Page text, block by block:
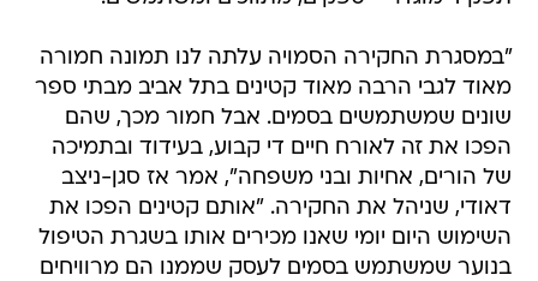
"במסגרת החקירה הסמויה עלתה לנו תמונה חמורה
מאוד לגבי הרבה מאוד קטינים בתל אביב מבתי ספר
שונים שמשתמשים בסמים. אבל חמור מכך, שהם
הפכו את זה לאורח חיים די קבוע, בעידוד ובתמיכה
של הורים, אחיות ובני משפחה", אמר אז סגן-ניצב
דאודי, שניהל את החקירה. "אותם קטינים הפכו את
השימוש היום יומי שאנו מכירים אותו בשגרת הטיפול
בנוער שמשתמש בסמים לעסק שממנו הם מרוויחים